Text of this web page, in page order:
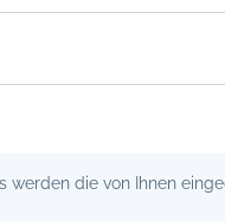
werden die von Ihnen